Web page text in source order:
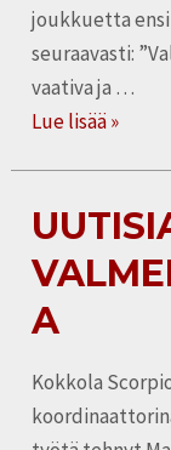
joukkuetta
seuraavasti:
vaativa ja …
Lue lisää »
A
Kokkola
UUTISIA